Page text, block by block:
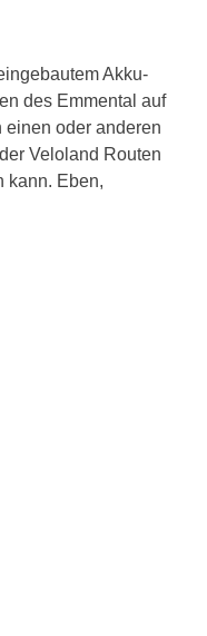
Akku-
des Emmental auf
einen oder anderen
Veloland Routen
kann. Eben,